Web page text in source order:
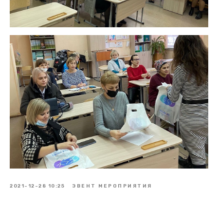
2021-12-28 10:25 ЭВЕНТ МЕРОПРИЯТИЯ